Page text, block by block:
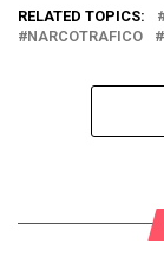
RELATED TOPICS:
NARCOTRAFICO